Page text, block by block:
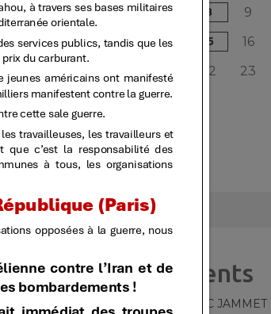
5
6 7 8 9
12 13 14 15 16
19
20 21 22 23
26
27 28
Articles récents
HOMMAGE À MARC JAMMET